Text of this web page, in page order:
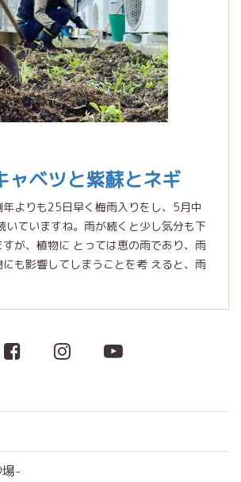
ャベツと紫蘇とネギ
よりも25日早く梅雨入りをし、5月中
いていますね。雨が続くと少し気分も下
が、植物に とっては恵の雨であり、雨
も影響してしまうことを考 えると、雨
場-